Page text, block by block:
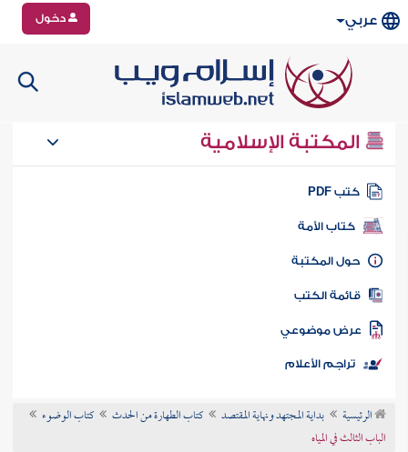
عربي دخول
المكتبة الإسلامية
كتب PDF
كتاب الأمة
المكتبة
الكتب
موضوعي
تراجم الأعلام
الرئيسية بداية المجتهد ونهاية المقتصد كتاب الطهارة من الحدث
كتاب الوضوء
الباب الثالث في المياه